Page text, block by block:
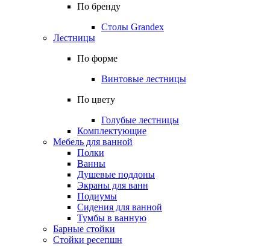
По бренду
Столы Grandex
Лестницы
По форме
Винтовые лестницы
По цвету
Голубые лестницы
Комплектующие
Мебель для ванной
Полки
Ванны
Душевые поддоны
Экраны для ванн
Подиумы
Сидения для ванной
Тумбы в ванную
Барные стойки
Стойки ресепшн